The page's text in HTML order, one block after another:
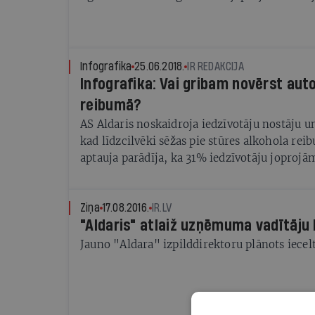
Infografika 25.06.2018. IR REDAKCIJA
Infografika: Vai gribam novērst
reibumā?
AS Aldaris noskaidroja iedzīvotāju nostāju
kad līdzcilvēki sēžas pie stūres alkohola
aptauja parādīja, ka 31% iedzīvotāju
stūres, 57% aptaujāto apstātos un pavērotu
nekavējoties iesaistītos.
Ziņa 17.08.2016. IR.LV
"Aldaris" atlaiž uzņēmuma vadītāju
Jauno "Aldara" izpilddirektoru plānots